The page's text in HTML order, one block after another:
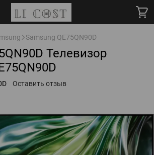
Samsung QE75QN90D
Телевизор
Оставить отзыв